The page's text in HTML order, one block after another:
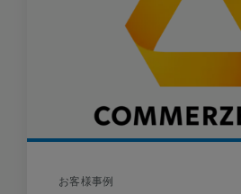
お客様事例